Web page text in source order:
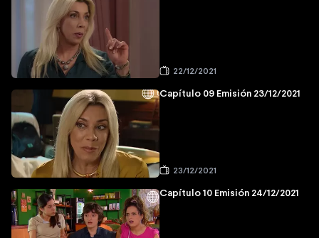
22/12/2021
Capítulo 09 Emisión 23/12/2021
23/12/2021
Capítulo 10 Emisión 24/12/2021